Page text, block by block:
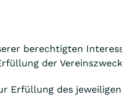
berechtigten
der
Erfüllung des